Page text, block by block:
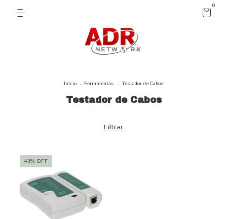
0
Início . Ferramentas . Testador de Cabos
Testador de Cabos
Filtrar
43% OFF